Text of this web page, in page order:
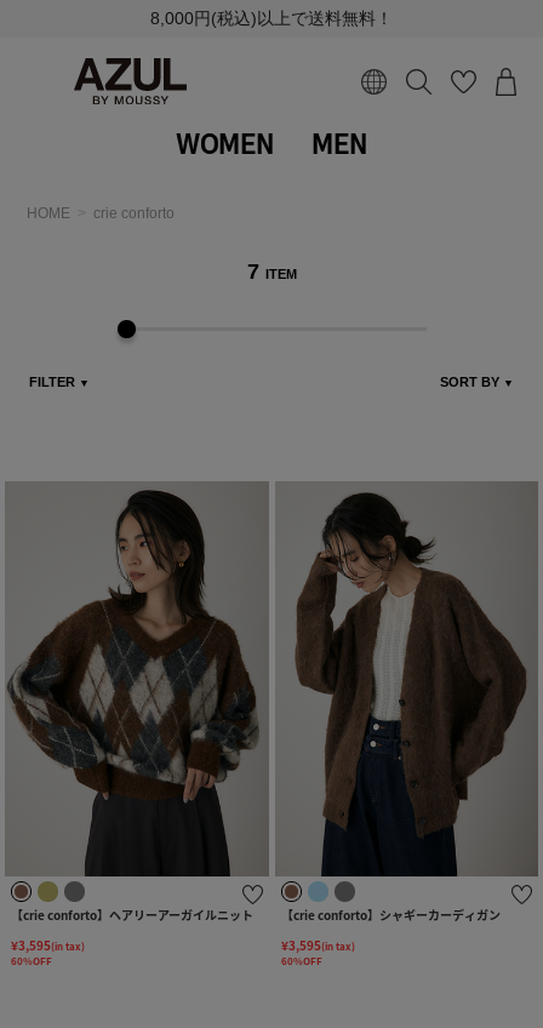
8,000円(税込)以上で送料無料！
WOMEN MEN
HOME crie conforto
7 ITEM
FILTER ▼ SORT BY ▼
【crie conforto】ヘアリーアーガイルニット
¥3,595(in tax)
60%OFF
【crie conforto】シャギーカーディガン
¥3,595(in tax)
60%OFF